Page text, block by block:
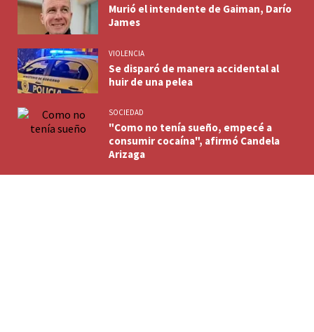
Murió el intendente de Gaiman, Darío
James
VIOLENCIA
Se disparó de manera accidental al
huir de una pelea
SOCIEDAD
"Como no tenía sueño, empecé a
consumir cocaína", afirmó Candela
Arizaga